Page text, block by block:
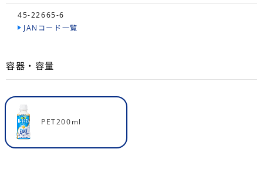
45-22665-6
JANコード一覧
容器・容量
PET200ml